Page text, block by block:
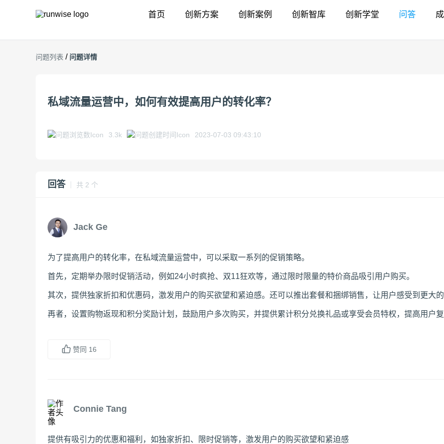
首页 创新方案 创新案例 创新智库 创新学堂 问答
问题列表 / 问题详情
私域流量运营中，如何有效提高用户的转化率？
3.3k 2023-07-03 09:43:10
回答 ｜ 共 2 个
Jack Ge
为了提高用户的转化率，在私域流量运营中，可以采取一系列的促销策略。
首先，定期举办限时促销活动，例如24小时疯抢、双11狂欢等，通过限时限量的特价商品吸引用户购买。
其次，提供独家折扣和优惠码，激发用户的购买欲望和紧迫感。还可以推出套餐和捆绑销售，让用户感受到更大
再者，设置购物返现和积分奖励计划，鼓励用户多次购买，并提供累计积分兑换礼品或享受会员特权，提高用户
赞同 16
Connie Tang
提供有吸引力的优惠和福利，如独家折扣、限时促销等，激发用户的购买欲望和紧迫感